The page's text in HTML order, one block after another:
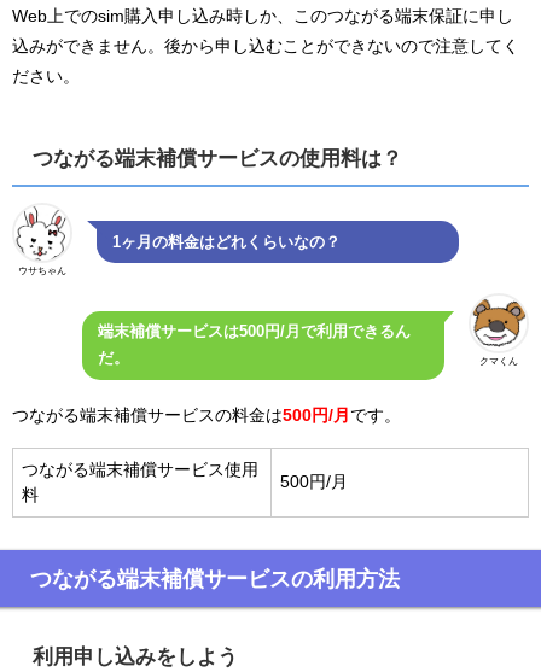
Web上でのsim購入申し込み時しか、このつながる端末保証に申し
込みができません。後から申し込むことができないので注意してく
ださい。
つながる端末補償サービスの使用料は？
ウサちゃん
1ヶ月の料金はどれくらいなの？
クマくん
端末補償サービスは500円/月で利用できるん
だ。
つながる端末補償サービスの料金は500円/月 です。
つながる端末補償サービス使用
料
500円/月
つながる端末補償サービスの利用方法
利用申し込みをしよう